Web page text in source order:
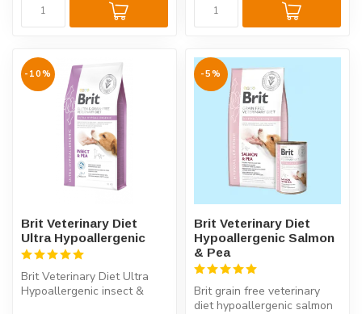
-10%
Brit Veterinary Diet
Ultra Hypoallergenic
Brit Veterinary Diet Ultra
Hypoallergenic insect &
-5%
Brit Veterinary Diet
Hypoallergenic Salmon
& Pea
Brit grain free veterinary
diet hypoallergenic salmon